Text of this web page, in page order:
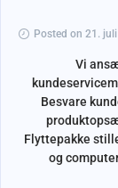
Posted on 21.
Vi
Besvare
Flyttepakke
og